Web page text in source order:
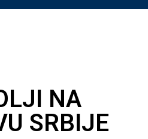
NA
SRBIJE